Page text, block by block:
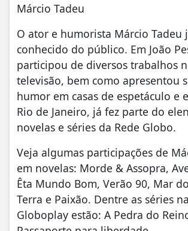
Márcio Tadeu
O ator e humorista Márcio Tadeu
conhecido do público. Em João
participou de diversos trabalhos
televisão, bem como apresentou
humor em casas de espetáculo e
Rio de Janeiro, já fez parte do
novelas e séries da Rede Globo.
Veja algumas participações de
em novelas: Morde & Assopra,
Êta Mundo Bom, Verão 90, Mar
Terra e Paixão. Dentre as séries
Globoplay estão: A Pedra do